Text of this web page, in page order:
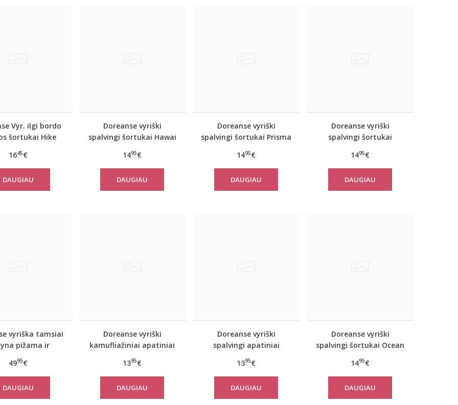
Vyr. ilgi bordo
šortukai Hike
1645€
DAUGIAU
Doreanse vyriški
spalvingi šortukai Hawai
1495€
DAUGIAU
Doreanse vyriški
spalvingi šortukai Prisma
1495€
DAUGIAU
Doreanse vyriški
spalvingi šortukai
1495€
DAUGIAU
vyriška tamsiai
pižama ir
4995€
DAUGIAU
Doreanse vyriški
kamufliažiniai apatiniai
1395€
DAUGIAU
Doreanse vyriški
spalvingi apatiniai
1395€
DAUGIAU
Doreanse vyriški
spalvingi šortukai Ocean
1495€
DAUGIAU